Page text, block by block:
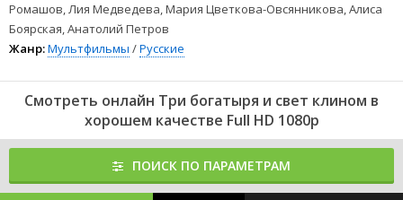
Ромашов, Лия Медведева, Мария Цветкова-Овсянникова, Алиса
Боярская, Анатолий Петров
Жанр:Мультфильмы /Русские
Смотреть онлайн Три богатыря и свет клином в
хорошем качестве Full HD 1080p
ПОИСК ПО ПАРАМЕТРАМ